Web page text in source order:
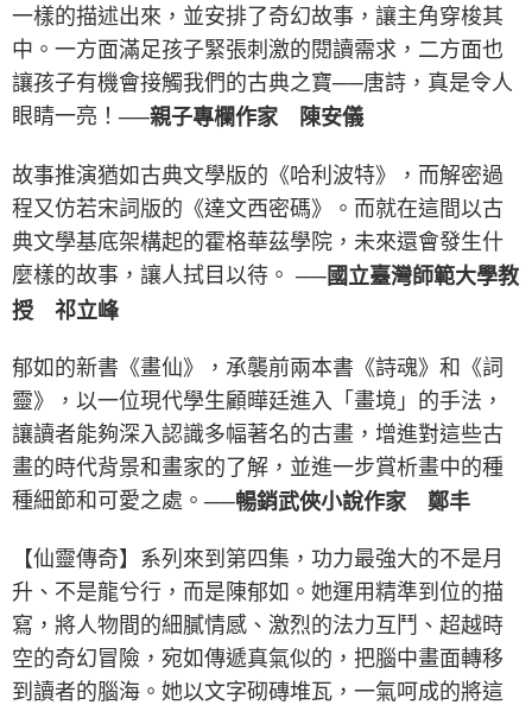
一樣的描述出來，並安排了奇幻故事，讓主角穿梭其
中。一方面滿足孩子緊張刺激的閱讀需求，二方面也
讓孩子有機會接觸我們的古典之寶──唐詩，真是令人
眼睛一亮！ ──親子專欄作家 陳安儀
故事推演猶如古典文學版的《哈利波特》，而解密過
程又仿若宋詞版的《達文西密碼》。而就在這間以古
典文學基底架構起的霍格華茲學院，未來還會發生什
麼樣的故事，讓人拭目以待。 ──國立臺灣師範大學教
授 祁立峰
郁如的新書《畫仙》，承襲前兩本書《詩魂》和《詞
靈》，以一位現代學生顧曄廷進入「畫境」的手法，
讓讀者能夠深入認識多幅著名的古畫，增進對這些古
畫的時代背景和畫家的了解，並進一步賞析畫中的種
種細節和可愛之處。 ──暢銷武俠小說作家 鄭丰
【仙靈傳奇】系列來到第四集，功力最強大的不是月
升、不是龍兮行，而是陳郁如。她運用精準到位的描
寫，將人物間的細膩情感、激烈的法力互鬥、超越時
空的奇幻冒險，宛如傳遞真氣似的，把腦中畫面轉移
到讀者的腦海。她以文字砌磚堆瓦，一氣呵成的將這